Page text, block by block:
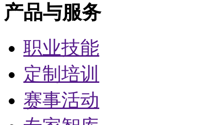
产品与服务
职业技能
定制培训
赛事活动